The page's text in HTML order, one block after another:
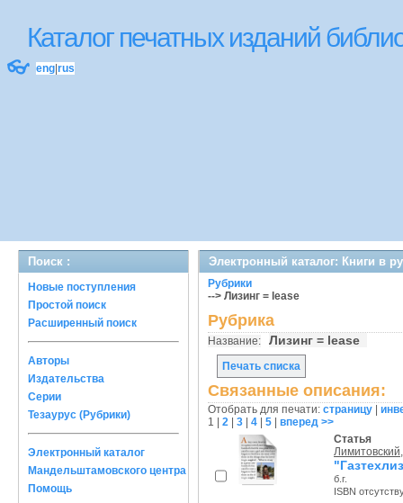
Каталог печатных изданий
👓 eng rus
Поиск :
Новые поступления
Простой поиск
Расширенный поиск
Авторы
Издательства
Серии
Тезаурус (Рубрики)
Электронный каталог
Мандельштамовского центра
Помощь
Электронный каталог: Книги в
Рубрики
--> Лизинг = lease
Рубрика
Название: Лизинг = lease
Печать списка
Связанные описания:
Отобрать для печати: страницу
1
2 3 4 5
вперед >>
Статья
б.г.
ISBN